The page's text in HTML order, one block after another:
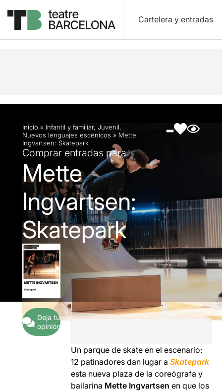
Cartelera y entradas
Descripción Ficha artística Fotos y vídeos
Inicio » Infantil y familiar, Juvenil,
Nuevos lenguajes escénicos » Mette
Ingvartsen: Skatepark
Comprar entradas para
Mette
Ingvartsen:
Skatepark
Deja tu
opinión
Un parque de skate en el escenario:
12 patinadores dan lugar aSkatepark
esta nueva plaza de la coreógrafa y
bailarina Mette Ingvartsen en que los